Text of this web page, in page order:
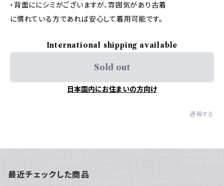
・背面ににシミがございますが、雰囲気があり古着
に慣れている方であれば安心して着用可能です。
International shipping available
Sold out
日本国内にお住まいの方向け
通報する
最近チェックした商品